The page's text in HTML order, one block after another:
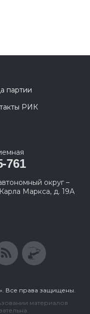
партии
РИК
761
округ –
Маркса, д. 19А
Все права защищены.
материалов